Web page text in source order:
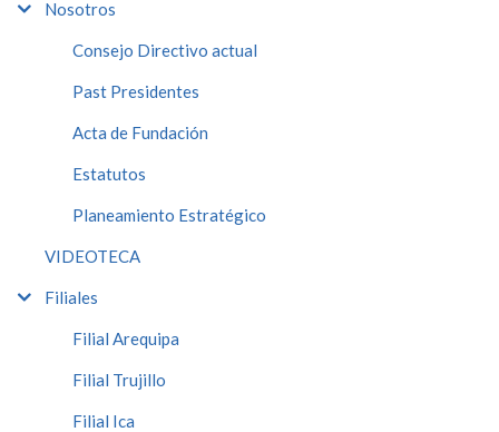
Nosotros
Consejo Directivo actual
Past Presidentes
Acta de Fundación
Estatutos
Planeamiento Estratégico
VIDEOTECA
Filiales
Filial Arequipa
Filial Trujillo
Filial Ica